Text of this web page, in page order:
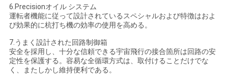
イ
ト
マ
ッ
6.Precisionオイル システム
運転者機能に従って設計されているスペシャルおよび特徴はおよ
び効果的に杭打ち機の効率の使用を高める。
7.うまく設計された回路制御箱
安全を採用し、十分な信頼できる宇宙飛行の接合箇所は回路の安
定性を保護する。容易な全循環方式は、取付けることだけでな
く、またしかし維持便利である。